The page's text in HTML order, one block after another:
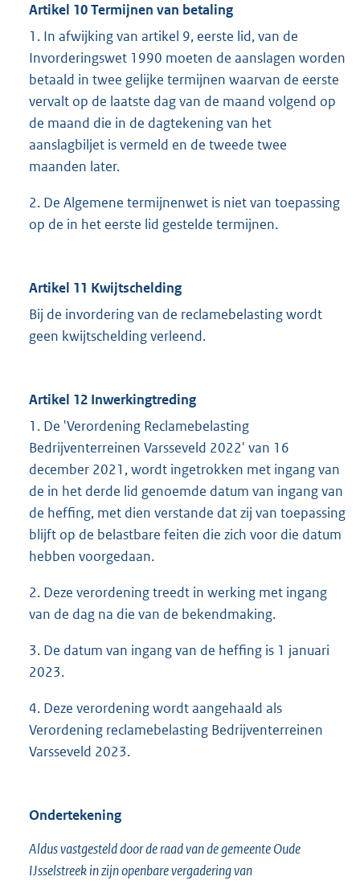
Artikel 10 Termijnen van betaling
1. In afwijking van artikel 9, eerste lid, van de
Invorderingswet 1990 moeten de aanslagen worden
betaald in twee gelijke termijnen waarvan de eerste
vervalt op de laatste dag van de maand volgend op
de maand die in de dagtekening van het
aanslagbiljet is vermeld en de tweede twee
maanden later.
2. De Algemene termijnenwet is niet van toepassing
op de in het eerste lid gestelde termijnen.
Artikel 11 Kwijtschelding
Bij de invordering van de reclamebelasting wordt
geen kwijtschelding verleend.
Artikel 12 Inwerkingtreding
1. De 'Verordening Reclamebelasting
Bedrijventerreinen Varsseveld 2022' van 16
december 2021, wordt ingetrokken met ingang van
de in het derde lid genoemde datum van ingang van
de heffing, met dien verstande dat zij van toepassing
blijft op de belastbare feiten die zich voor die datum
hebben voorgedaan.
2. Deze verordening treedt in werking met ingang
van de dag na die van de bekendmaking.
3. De datum van ingang van de heffing is 1 januari
2023.
4. Deze verordening wordt aangehaald als
Verordening reclamebelasting Bedrijventerreinen
Varsseveld 2023.
Ondertekening
Aldus vastgesteld door de raad van de gemeente Oude
IJsselstreek in zijn openbare vergadering van